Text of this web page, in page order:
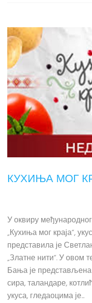
КУХИЊА МОГ
У оквиру
„Кухиња мог краја“,
представила је
„Златне нити“. У овом
Бања је представљена
сира, таландаре,
укуса, гледаоцима је...